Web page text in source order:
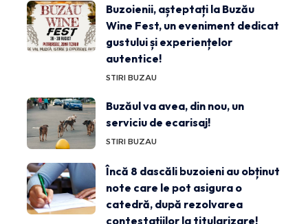
Buzoienii, așteptați la Buzău
Wine Fest, un eveniment dedicat
gustului și experiențelor
autentice!
STIRI BUZAU
Buzăul va avea, din nou, un
serviciu de ecarisaj!
STIRI BUZAU
Încă 8 dascăli buzoieni au obținut
note care le pot asigura o
catedră, după rezolvarea
contestațiilor la titularizare!